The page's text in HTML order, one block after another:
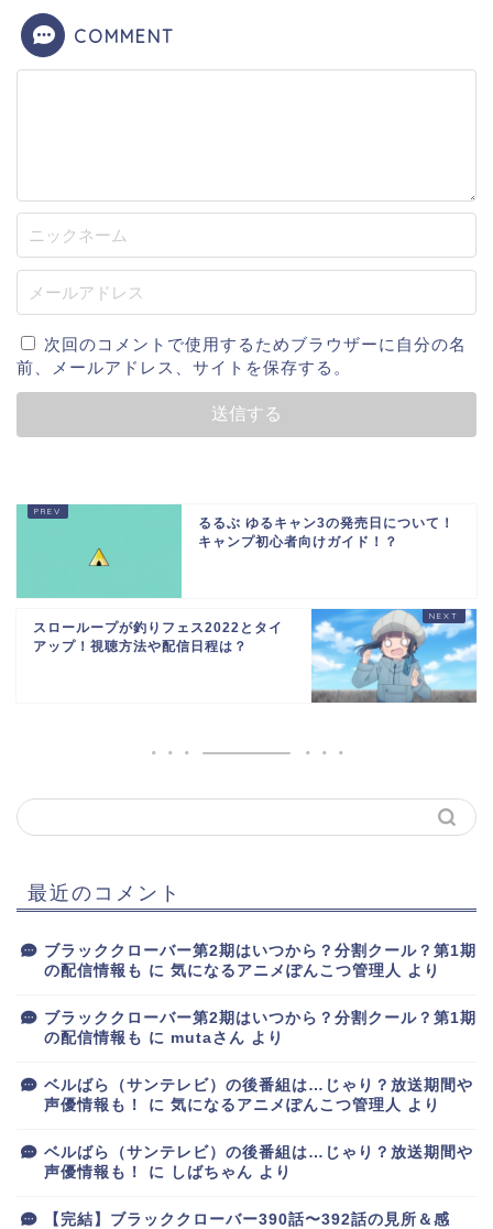
COMMENT
次回のコメントで使用するためブラウザーに自分の名
前、メールアドレス、サイトを保存する。
るるぶ ゆるキャン3の発売日について！
キャンプ初心者向けガイド！？
スローループが釣りフェス2022とタイ
アップ！視聴方法や配信日程は？
最近のコメント
ブラッククローバー第2期はいつから？分割クール？第1期
の配信情報も に 気になるアニメぽんこつ管理人 より
ブラッククローバー第2期はいつから？分割クール？第1期
の配信情報も に mutaさん より
ベルばら（サンテレビ）の後番組は…じゃり？放送期間や
声優情報も！
に 気になるアニメぽんこつ管理人 より
ベルばら（サンテレビ）の後番組は…じゃり？放送期間や
声優情報も！
に しばちゃん より
【完結】ブラッククローバー390話〜392話の見所＆感